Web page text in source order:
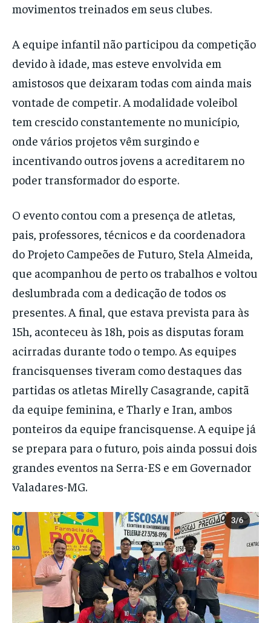
movimentos treinados em seus clubes.
A equipe infantil não participou da competição
devido à idade, mas esteve envolvida em
amistosos que deixaram todas com ainda mais
vontade de competir. A modalidade voleibol
tem crescido constantemente no município,
onde vários projetos vêm surgindo e
incentivando outros jovens a acreditarem no
poder transformador do esporte.
O evento contou com a presença de atletas,
pais, professores, técnicos e da coordenadora
do Projeto Campeões de Futuro, Stela Almeida,
que acompanhou de perto os trabalhos e voltou
deslumbrada com a dedicação de todos os
presentes. A final, que estava prevista para às
15h, aconteceu às 18h, pois as disputas foram
acirradas durante todo o tempo. As equipes
francisquenses tiveram como destaques das
partidas os atletas Mirelly Casagrande, capitã
da equipe feminina, e Tharly e Iran, ambos
ponteiros da equipe francisquense. A equipe já
se prepara para o futuro, pois ainda possui dois
grandes eventos na Serra-ES e em Governador
Valadares-MG.